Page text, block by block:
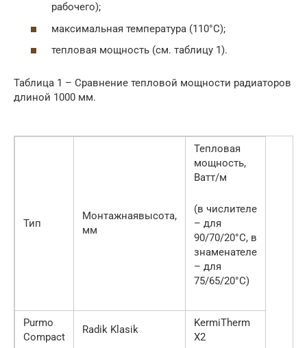
рабочего);
максимальная температура (110°С);
тепловая мощность (см. таблицу 1).
Таблица 1 – Сравнение тепловой мощности радиаторов
длиной 1000 мм.
Тип
Монтажнаявысота,
мм
Тепловая
мощность,
Ватт/м
(в числителе
– для
90/70/20°С, в
знаменателе
– для
75/65/20°С)
Purmo
Compact
Radik Klasik
KermiTherm
X2